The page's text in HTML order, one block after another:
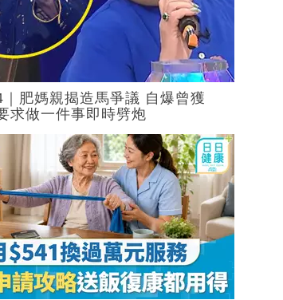
肥媽親揭造馬爭議 自爆曾獲
求做一件事即時劈炮